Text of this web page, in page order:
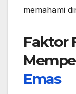
memahami
Faktor
Emas